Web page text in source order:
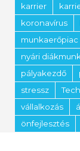
karrier
koronavírus
munkaerőpiac
nyári
pályakezdő
stressz
vállalkozás
önfejlesztés